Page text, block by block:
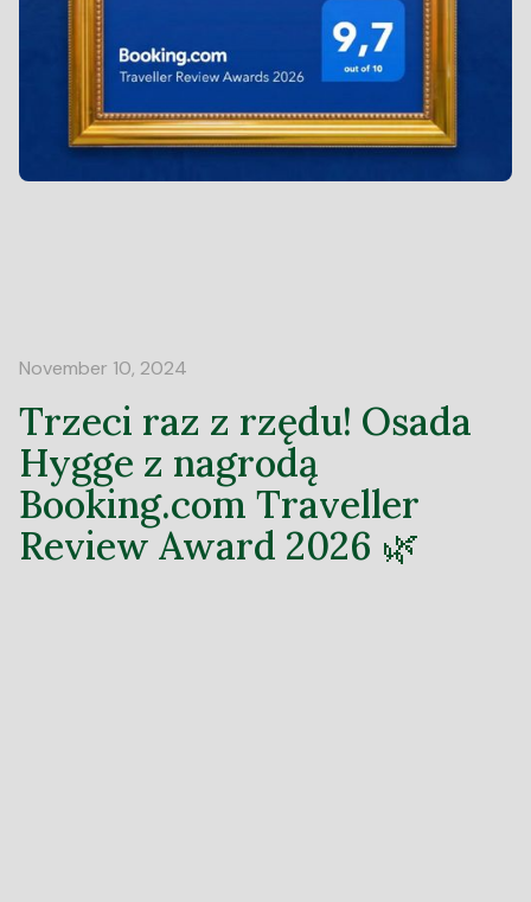
November 10, 2024
Trzeci raz z rzędu! Osada
Hygge z nagrodą
Booking.com Traveller
Review Award 2026 🌿